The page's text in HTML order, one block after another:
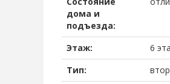
дома и
подъезда:
Этаж:
6
Тип: